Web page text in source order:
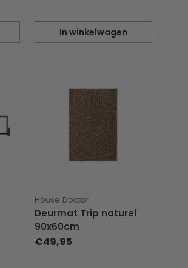
In winkelwagen
Hoeveelheid
House Doctor
Deurmat Trip naturel
90x60cm
€49,95